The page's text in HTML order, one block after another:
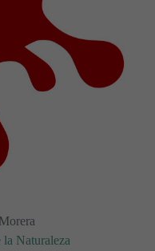
la Naturaleza